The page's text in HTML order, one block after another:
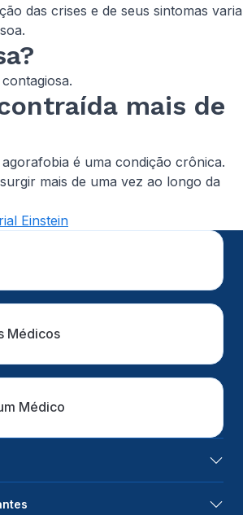
das crises e de seus sintomas varia
mais de
é uma condição crônica.
mais de uma vez ao longo da
Einstein
Médicos
Médico